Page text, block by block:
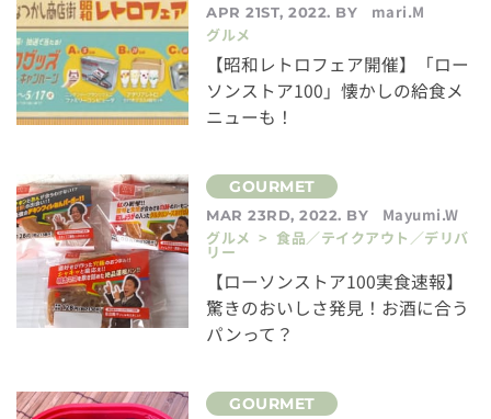
APR 21ST, 2022. BY
mari.M
グルメ
【昭和レトロフェア開催】「ロー
ソンストア100」懐かしの給食メ
ニューも！
MAR 23RD, 2022. BY
Mayumi.W
グルメ > 食品／テイクアウト／デリバ
リー
【ローソンストア100実食速報】
驚きのおいしさ発見！お酒に合う
パンって？